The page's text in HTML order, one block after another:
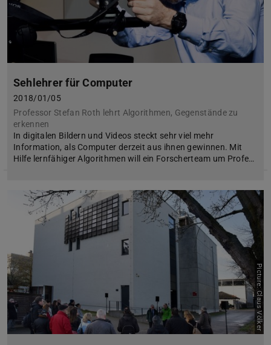
Sehlehrer für Computer
2018/01/05
Professor Stefan Roth lehrt Algorithmen, Gegenstände zu
erkennen
In digitalen Bildern und Videos steckt sehr viel mehr
Information, als Computer derzeit aus ihnen gewinnen. Mit
Hilfe lernfähiger Algorithmen will ein Forscherteam um Profe…
Picture: Claus Völker